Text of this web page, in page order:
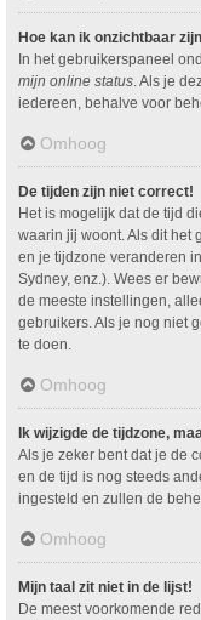
Hoe kan ik onzichtbaar
In het gebruikerspaneel
mijn online status . Als je
iedereen, behalve voor
Omhoog
De tijden zijn niet correct!
Het is mogelijk dat de tijd
waarin jij woont. Als dit het
en je tijdzone veranderen
Sydney, enz.). Wees er
de meeste instellingen,
gebruikers. Als je nog niet
te doen.
Omhoog
Ik wijzigde de tijdzone,
Als je zeker bent dat je de
en de tijd is nog steeds
ingesteld en zullen de
Omhoog
Mijn taal zit niet in de lijst!
De meest voorkomende